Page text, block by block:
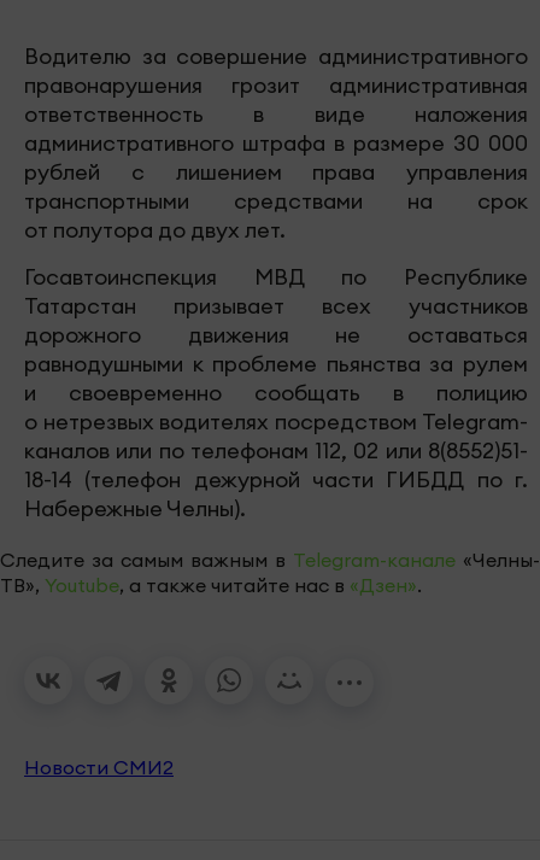
Водителю за совершение административного
правонарушения грозит административная
ответственность в виде наложения
административного штрафа в размере 30 000
рублей с лишением права управления
транспортными средствами на срок
от полутора до двух лет.
Госавтоинспекция МВД по Республике
Татарстан призывает всех участников
дорожного движения не оставаться
равнодушными к проблеме пьянства за рулем
и своевременно сообщать в полицию
о нетрезвых водителях посредством Telegram-
каналов или по телефонам 112, 02 или 8(8552)51-
18-14‬ (телефон дежурной части ГИБДД по г.
Набережные Челны).‬‬‬‬‬
Следите за самым важным в Telegram-канале «Челны-
ТВ», Youtube, а также читайте нас в «Дзен».
Новости СМИ2